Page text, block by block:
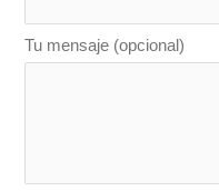
Tu mensaje (opcional)